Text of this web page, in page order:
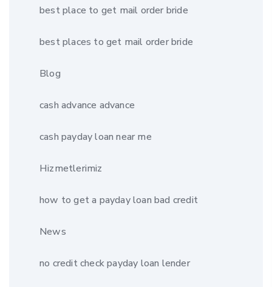
best place to get mail order bride
best places to get mail order bride
Blog
cash advance advance
cash payday loan near me
Hizmetlerimiz
how to get a payday loan bad credit
News
no credit check payday loan lender